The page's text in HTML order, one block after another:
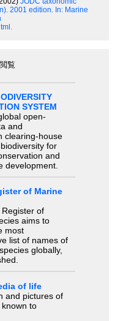
2001 edition. In: Marine
覧
SYSTEM
open-
and
clearing-house
for
and
development.
of Marine
of
aims to
most
list of names of
globally,
of life
and pictures of
to